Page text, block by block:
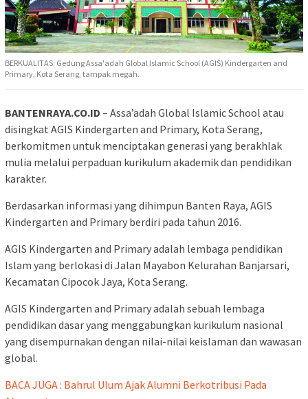
BERKUALITAS: Gedung Assa'adah Global Islamic School (AGIS) Kindergarten and
Primary, Kota Serang, tampak megah.
BANTENRAYA.CO.ID – Assa’adah Global Islamic School atau
disingkat AGIS Kindergarten and Primary, Kota Serang,
berkomitmen untuk menciptakan generasi yang berakhlak
mulia melalui perpaduan kurikulum akademik dan pendidikan
karakter.
Berdasarkan informasi yang dihimpun Banten Raya, AGIS
Kindergarten and Primary berdiri pada tahun 2016.
AGIS Kindergarten and Primary adalah lembaga pendidikan
Islam yang berlokasi di Jalan Mayabon Kelurahan Banjarsari,
Kecamatan Cipocok Jaya, Kota Serang.
AGIS Kindergarten and Primary adalah sebuah lembaga
pendidikan dasar yang menggabungkan kurikulum nasional
yang disempurnakan dengan nilai-nilai keislaman dan wawasan
global.
BACA JUGA : Bahrul Ulum Ajak Alumni Berkotribusi Pada